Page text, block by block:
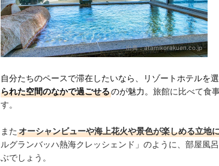
出典：atamikorakuen.co.jp
自分たちのペースで滞在したいなら、リゾートホテルを選
られた空間のなかで過ごせるのが魅力。 旅館に比べて食
す。
また オーシャンビューや海上花火や景色が楽しめる立地
ルグランバッハ熱海クレッシェンド」のように、部屋風
ぶでしょう。